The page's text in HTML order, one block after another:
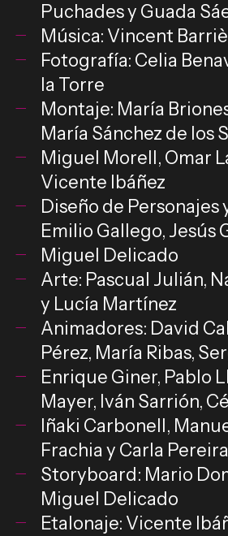
Puchades y Guada
Música: Vincent
Fotografía: Celia
la Torre
Montaje: María
María Sánchez de los
Miguel Morell, Omar
Vicente Ibáñez
Diseño de Personajes
Emilio Gallego, Jesús
Miguel Delicado
Arte: Pascual Julián,
y Lucía Martínez
Animadores: David
Pérez, María Ribas,
Enrique Giner, Pablo
Mayer, Iván Sarrión,
Iñaki Carbonell,
Frachia y Carla Pereira
Storyboard: Mario
Miguel Delicado
Etalonaje: Vicente